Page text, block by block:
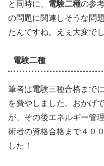
と同時に、 電験二種の参
の問題に関連しそうな問
たんですね。えぇ大変でし
電験二種
筆者は電験三種合格まで
を費やしました。おかげ
が、その後エネルギー管
術者の資格合格まで４０
した！